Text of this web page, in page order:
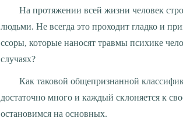
На протяжении всей жизни человек строит отношения с родными, близкими и совершенно чужими
людьми. Не всегда это проходит гладко и
ссоры, которые наносят травмы психике
случаях?
Как таковой общепризнанной классификации механизмов психологической защиты нет. Авторов
достаточно много и каждый склоняется к
остановимся на основных.